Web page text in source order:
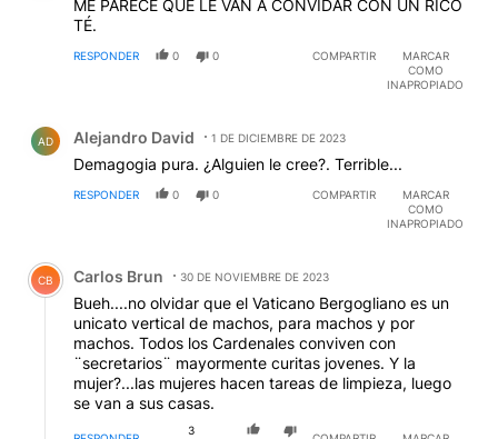
ME PARECE QUE LE VAN A CONVIDAR CON UN RICO
TÉ.
RESPONDER 0 0 COMPARTIR
MARCAR
COMO
INAPROPIADO
AD Alejandro David 1 DE DICIEMBRE DE 2023
Demagogia pura. ¿Alguien le cree?. Terrible...
RESPONDER 0 0 COMPARTIR
MARCAR
COMO
INAPROPIADO
Comentario de Carlos Brun.
CB Carlos Brun 30 DE NOVIEMBRE DE 2023
Bueh....no olvidar que el Vaticano Bergogliano es un
unicato vertical de machos, para machos y por
machos. Todos los Cardenales conviven con
¨secretarios¨ mayormente curitas jovenes. Y la
mujer?...las mujeres hacen tareas de limpieza, luego
se van a sus casas.
3